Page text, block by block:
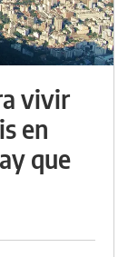
vivir
en
que